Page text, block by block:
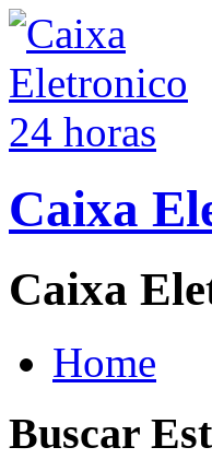
Caixa
Caixa
Home
Buscar